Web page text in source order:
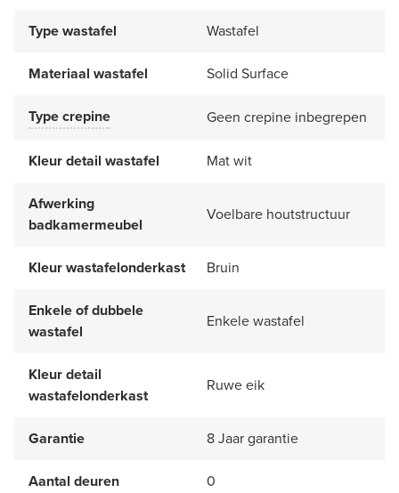
Type wastafel Wastafel
Materiaal wastafel Solid Surface
Type crepine Geen crepine inbegrepen
Kleur detail wastafel Mat wit
Afwerking
badkamermeubel
Voelbare houtstructuur
Kleur wastafelonderkast Bruin
Enkele of dubbele
wastafel
Enkele wastafel
Kleur detail
wastafelonderkast
Ruwe eik
Garantie 8 Jaar garantie
Aantal deuren 0